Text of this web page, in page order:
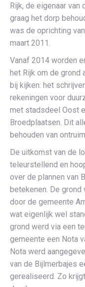
Rijk, de eigenaar
graag het dorp
was de oprichting
maart 2011.
Vanaf 2014 worden
het Rijk om de grond
bij kijken: het
rekeningen voor
met stadsdeel Oost
Broedplaatsen. Dit
behouden van
De uitkomst van de
teleurstellend en
over de plannen van
betekenen. De grond
door de gemeente
wat eigenlijk wel
grond werd via een
gemeente een Nota
Nota werd
van de Bijlmerbajes
gerealiseerd. Zo